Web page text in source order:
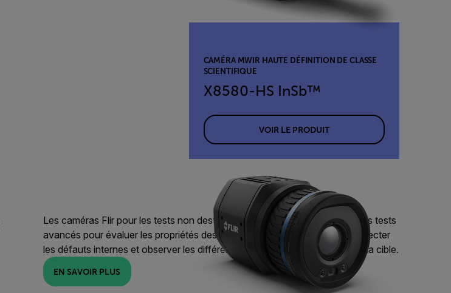
CAMÉRA MWIR HAUTE DÉFINITION DE CLASSE
SCIENTIFIQUE
X8580-HS InSb™
VOIR LE PRODUIT
Les caméras Flir pour les tests non destructifs (NDT) peuvent effectuer des tests
avancés pour évaluer les propriétés des matériaux et des composants, détecter
les défauts internes et observer les différences thermiques à la surface de la cible.
EN SAVOIR PLUS